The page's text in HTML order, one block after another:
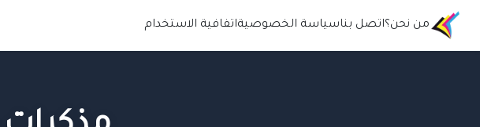
من نحن؟اتصل بناسياسة الخصوصيةاتفافية الاستخدام